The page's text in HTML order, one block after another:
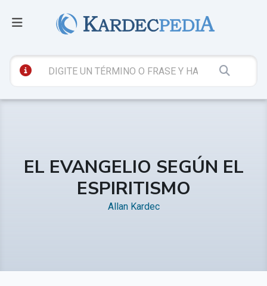
EL EVANGELIO SEGÚN EL
ESPIRITISMO
Allan Kardec